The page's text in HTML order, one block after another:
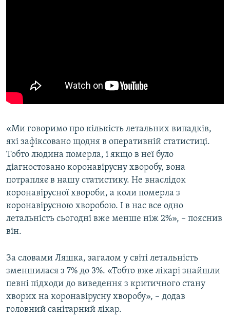
«Ми говоримо про кількість летальних випадків,
які зафіксовано щодня в оперативній статистиці.
Тобто людина померла, і якщо в неї було
діагностовано коронавірусну хворобу, вона
потрапляє в нашу статистику. Не внаслідок
коронавірусної хвороби, а коли померла з
коронавірусною хворобою. І в нас все одно
летальність сьогодні вже менше ніж 2%», – пояснив
він.
За словами Ляшка, загалом у світі летальність
зменшилася з 7% до 3%. «Тобто вже лікарі знайшли
певні підходи до виведення з критичного стану
хворих на коронавірусну хворобу», – додав
головний санітарний лікар.